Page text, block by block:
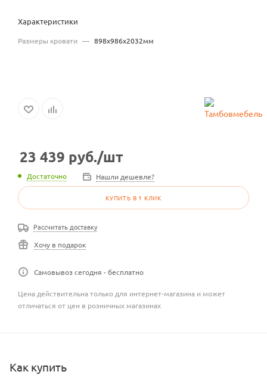
Характеристики
Размеры кровати — 898x986x2032мм
23 439 руб./шт
Достаточно Нашли дешевле?
КУПИТЬ В 1 КЛИК
Рассчитать доставку
Хочу в подарок
Самовывоз сегодня - бесплатно
Цена действительна только для интернет-магазина и может
отличаться от цен в розничных магазинах
Как купить